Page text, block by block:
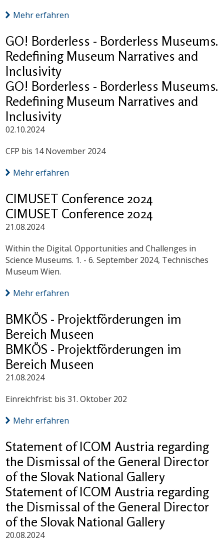
Mehr erfahren
GO! Borderless - Borderless Museums.
Redefining Museum Narratives and
Inclusivity
GO! Borderless - Borderless Museums.
Redefining Museum Narratives and
Inclusivity
02.10.2024
CFP bis 14 November 2024
Mehr erfahren
CIMUSET Conference 2024
CIMUSET Conference 2024
21.08.2024
Within the Digital. Opportunities and Challenges in
Science Museums. 1. - 6. September 2024, Technisches
Museum Wien.
Mehr erfahren
BMKÖS - Projektförderungen im
Bereich Museen
BMKÖS - Projektförderungen im
Bereich Museen
21.08.2024
Einreichfrist: bis 31. Oktober 202
Mehr erfahren
Statement of ICOM Austria regarding
the Dismissal of the General Director
of the Slovak National Gallery
Statement of ICOM Austria regarding
the Dismissal of the General Director
of the Slovak National Gallery
20.08.2024